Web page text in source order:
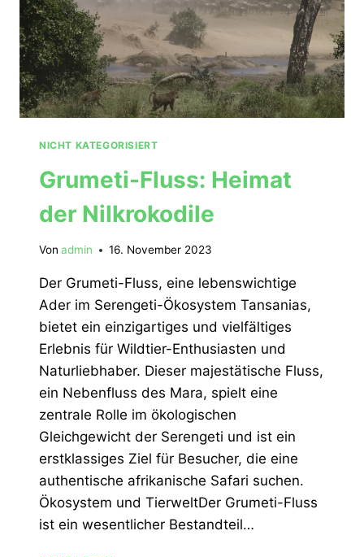
NICHT KATEGORISIERT
Grumeti-Fluss: Heimat
der Nilkrokodile
Von admin 16. November 2023
Der Grumeti-Fluss, eine lebenswichtige
Ader im Serengeti-Ökosystem Tansanias,
bietet ein einzigartiges und vielfältiges
Erlebnis für Wildtier-Enthusiasten und
Naturliebhaber. Dieser majestätische Fluss,
ein Nebenfluss des Mara, spielt eine
zentrale Rolle im ökologischen
Gleichgewicht der Serengeti und ist ein
erstklassiges Ziel für Besucher, die eine
authentische afrikanische Safari suchen.
Ökosystem und TierweltDer Grumeti-Fluss
ist ein wesentlicher Bestandteil…